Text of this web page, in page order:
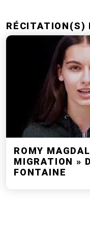
RÉCITATION(S)
ROMY
MIGRATION »
FONTAINE